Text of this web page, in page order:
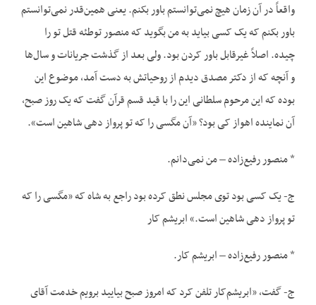
واقعاً در آن زمان هیچ نمی‌توانستم باور بکنم. یعنی همین‌قدر نمی‌توانستم
باور بکنم که یک کسی بیاید به من بگوید که منصور توطئه قتل تو را
چیده. اصلاً غیرقابل باور کردن بود. ولی بعد از گذشت جریانات و سال‌ها
و آنچه که از دکتر مصدق دیدم از روحیاتش به دست آمد، موضوع این
بوده که این مرحوم سلطانی این را با قید قسم قرآن گفت که یک روز صبح،
آن نماینده اهواز کی بود؟ «آن مگسی را که تو پرواز دهی شاهین است».
* منصور رفیع‌زاده – من نمی‌دانم.
ج- یک کسی بود توی مجلس نطق کرده بود راجع به شاه که «مگسی را که
تو پرواز دهی شاهین است.» ابریشم کار
* منصور رفیع‌زاده – ابریشم کار.
ج- گفت، «ابریشم‌کار تلفن کرد که امروز صبح بیایید برویم خدمت آقای